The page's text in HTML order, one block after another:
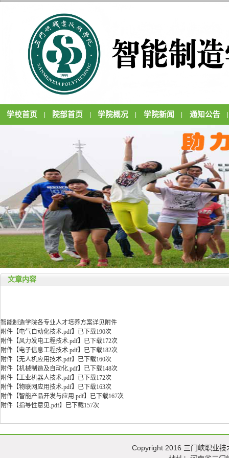
学校首页 院部首页 学院概况 学院新闻 通知公告
文章内容
智能制造学院各专业人才培养方案详见附件
附件【电气自动化技术.pdf】 已下载190次
附件【风力发电工程技术.pdf】 已下载172次
附件【电子信息工程技术.pdf】 已下载182次
附件【无人机应用技术.pdf】 已下载160次
附件【机械制造及自动化.pdf】 已下载148次
附件【工业机器人技术.pdf】 已下载172次
附件【物联网应用技术.pdf】 已下载163次
附件【智能产品开发与应用.pdf】 已下载167次
附件【指导性意见.pdf】 已下载157次
Copyright 2016 三门峡职业